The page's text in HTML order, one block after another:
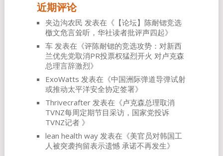
近期评论
夹边沟农民 发表在《 【论坛】陈耐锶竞选
檄文危言耸听，华社读者批评声四起》
车发表在《评陈耐锶的竞选攻势：对新西
兰优先党取消PR投票权猛烈开火 对卢克森
总理言辞激烈》
ExoWatts 发表在《中国洲际弹道导弹试射
或推动太平洋安全协定签署》
Thrivecrafter发表在《卢克森总理取消
TVNZ每周定期节目采访，国家党投诉
TVNZ记者 》
lean health way发表在《美官员对韩国工
人被突袭拘留表示遗憾 承诺不再发生》